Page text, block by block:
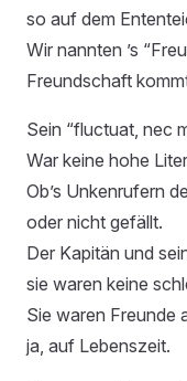
so auf dem
Wir nannten ’s
Freundschaft
Sein “fluctuat, nec
War keine hohe
Ob’s Unkenrufern
oder nicht gefällt.
Der Kapitän und
sie waren keine
Sie waren Freunde
ja, auf Lebenszeit.